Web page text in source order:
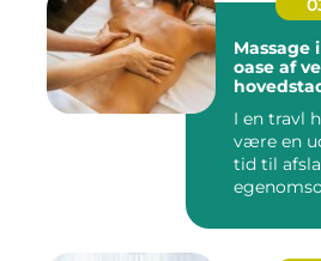
Massage
oase af
I en travl
være en
tid til